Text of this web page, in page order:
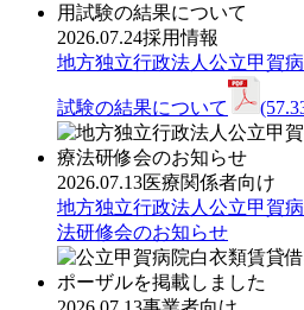
2026.07.24採用情報
地方独立行政法人公立甲賀
試験の結果について
2026.07.13医療関係者向け
地方独立行政法人公立甲賀
法研修会のお知らせ